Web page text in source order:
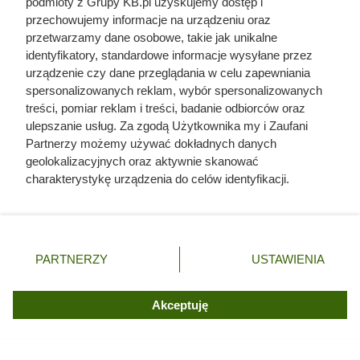
Carrefour szaleje z promocjami. Tak taniej kawy
dawno nie było!
Biorą po 24 puszki na raz. Szaleństwo w ALDI
wokół promocji 12+12 za darmo
Duża puszka 800 g za 5,49 zł w Dino. Posiłek na 2
dni wychodzi poniżej 6 zł
przechowujemy informacje na urządzeniu oraz
przetwarzamy dane osobowe, takie jak unikalne
identyfikatory, standardowe informacje wysyłane przez
urządzenie czy dane przeglądania w celu zapewniania
spersonalizowanych reklam, wybór spersonalizowanych
treści, pomiar reklam i treści, badanie odbiorców oraz
ulepszanie usług. Za zgodą Użytkownika my i Zaufani
Partnerzy możemy używać dokładnych danych
geolokalizacyjnych oraz aktywnie skanować
charakterystykę urządzenia do celów identyfikacji.
zmienić/wycofać klikając przycisk ustawień prywatności
znajdujący się w lewym dolnym rogu strony. Niektóre
użytkownika, ale masz prawo sprzeciwić się takiemu
przetwarzaniu. Preferencje będą miały zastosowania tylko
PARTNERZY USTAWIENIA
Akceptuję